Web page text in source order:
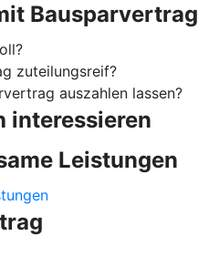
Bausparvertrag
zuteilungsreif?
auszahlen lassen?
interessieren
Leistungen